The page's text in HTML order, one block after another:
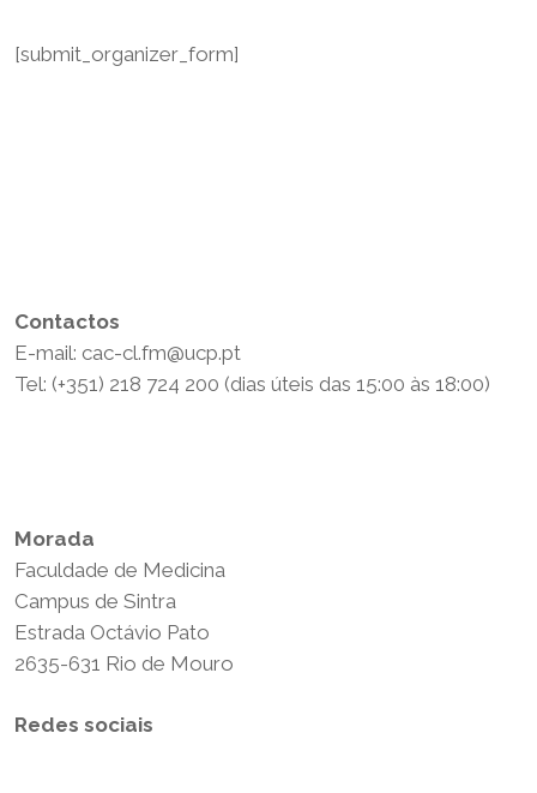
[submit_organizer_form]
Contactos
E-mail: cac-cl.fm@ucp.pt
Tel: (+351) 218 724 200 (dias úteis das 15:00 às 18:00)
Morada
Faculdade de Medicina
Campus de Sintra
Estrada Octávio Pato
2635-631 Rio de Mouro
Redes sociais